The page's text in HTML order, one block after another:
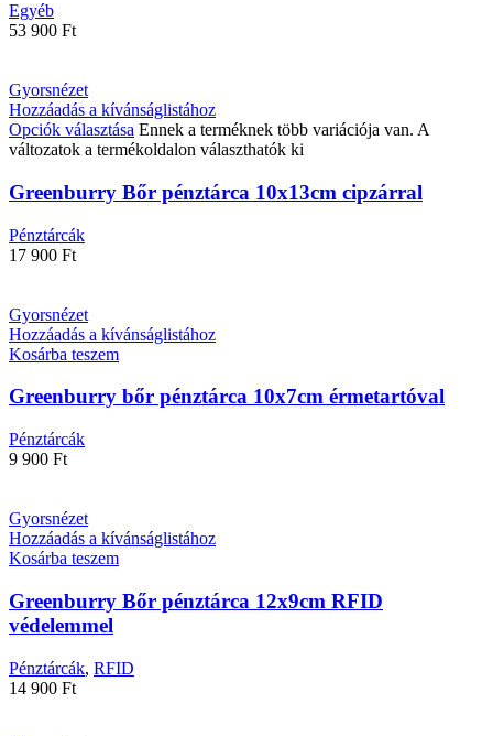
Egyéb
53 900 Ft
Gyorsnézet
Hozzáadás a kívánságlistához
Opciók választása Ennek a terméknek több variációja van. A
változatok a termékoldalon választhatók ki
Greenburry Bőr pénztárca 10x13cm cipzárral
Pénztárcák
17 900 Ft
Gyorsnézet
Hozzáadás a kívánságlistához
Kosárba teszem
Greenburry bőr pénztárca 10x7cm érmetartóval
Pénztárcák
9 900 Ft
Gyorsnézet
Hozzáadás a kívánságlistához
Kosárba teszem
Greenburry Bőr pénztárca 12x9cm RFID
védelemmel
Pénztárcák, RFID
14 900 Ft